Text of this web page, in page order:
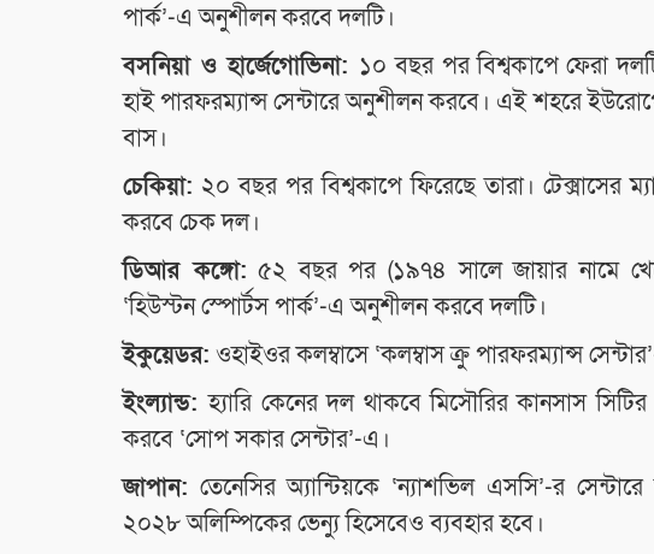
পার্ক’-এ অনুশীলন করবে দলটি।
বসনিয়া ও হার্জেগোভিনা: ১০ বছর পর বিশ্বকাপে ফেরা
হাই পারফরম্যান্স সেন্টারে অনুশীলন করবে। এই শহরে
বাস।
চেকিয়া: ২০ বছর পর বিশ্বকাপে ফিরেছে তারা। টেক্সাসের
করবে চেক দল।
ডিআর কঙ্গো: ৫২ বছর পর (১৯৭৪ সালে জায়ার নামে
‘হিউস্টন স্পোর্টস পার্ক’-এ অনুশীলন করবে দলটি।
ইকুয়েডর: ওহাইওর কলম্বাসে ‘কলম্বাস ক্রু পারফরম্যান্স
ইংল্যান্ড:হ্যারি কেনের দল থাকবে মিসৌরির কানসাস
করবে ‘সোপ সকার সেন্টার’-এ।
জাপান: তেনেসির অ্যান্টিয়কে ‘ন্যাশভিল এসসি’-র
২০২৮ অলিম্পিকের ভেন্যু হিসেবেও ব্যবহার হবে।